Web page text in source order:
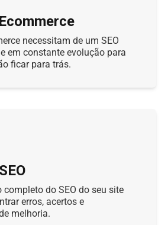
necessitam de um SEO
em constante evolução para
ficar para trás.
do SEO do seu site
erros, acertos e
melhoria.